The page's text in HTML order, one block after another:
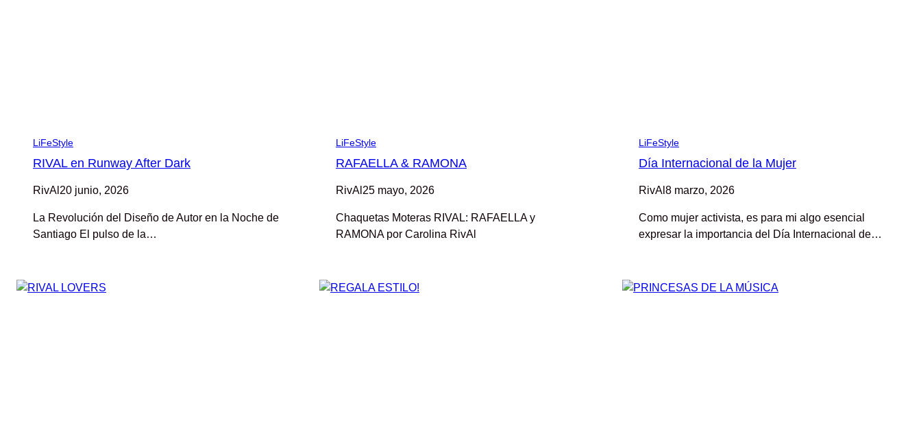
LiFeStyle
RIVAL en Runway After Dark
RivAl 20 junio, 2026
La Revolución del Diseño de Autor en la Noche de
Santiago El pulso de la…
LiFeStyle
RAFAELLA & RAMONA
RivAl 25 mayo, 2026
Chaquetas Moteras RIVAL: RAFAELLA y
RAMONA por Carolina RivAl
LiFeStyle
Día Internacional de la Mujer
RivAl 8 marzo, 2026
Como mujer activista, es para mi algo esencial
expresar la importancia del Día Internacional de…